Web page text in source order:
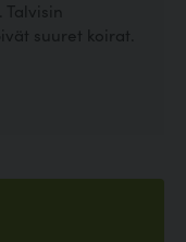
Talvisin
suuret koirat.